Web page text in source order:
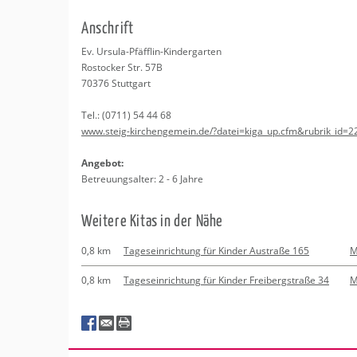
Beratung
Kurse
Regionale Tipps
An­schrift
Ev. Ur­su­la-Pfäff­lin-Kin­der­gar­ten
Ros­to­cker Str. 57B
70376Stutt­gart
Tel.:(0711) 54 44 68
www.​steig-​kir​chen​geme​in.​de/
An­ge­bot:
Be­treu­ungs­al­ter: 2 - 6 Jahre
Wei­te­re Kitas in der Nähe
0,8 km Tageseinrichtung für Kinder Austraße 165
0,8 km Tageseinrichtung für Kinder Freibergstraße 34